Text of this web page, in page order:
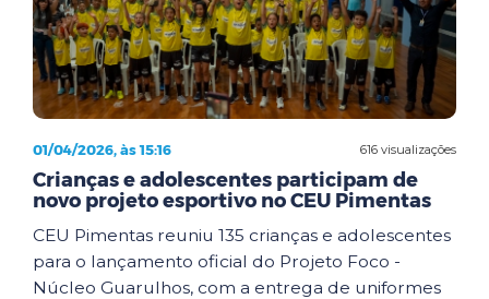
616 visualizações
01/04/2026, às 15:16
Crianças e adolescentes participam de
novo projeto esportivo no CEU Pimentas
CEU Pimentas reuniu 135 crianças e adolescentes
para o lançamento oficial do Projeto Foco -
Núcleo Guarulhos, com a entrega de uniformes